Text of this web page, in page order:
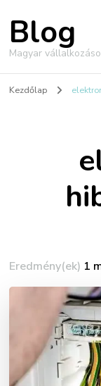
Blog
Magyar
Kezdőlap
Eredmény(ek) 1